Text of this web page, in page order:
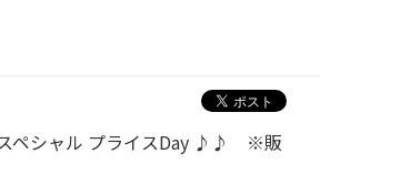
ペシャル プライスDay ♪♪ ※販